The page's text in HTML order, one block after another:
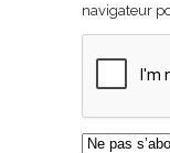
navigateur